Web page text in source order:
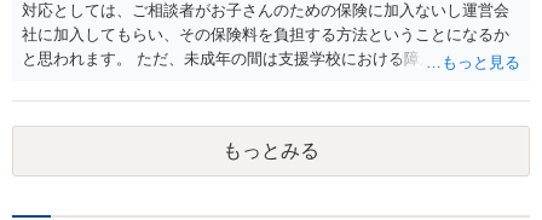
対応としては、ご相談者がお子さんのための保険に加入ないし運営会
社に加入してもらい、その保険料を負担する方法ということになるか
と思われます。 ただ、未成年の間は支援学校における障がい児向けの
かは少し調べてみてはいかがでしょうか。 グループホームは基本的に
要支援者自身が自立して生活する（その責任も負担する）ことを前提
とした支援システムなので、今回のように障がい者による損害や費用
が発生するたびに運営会社が負担するということはシステム的にも経
もっとみる